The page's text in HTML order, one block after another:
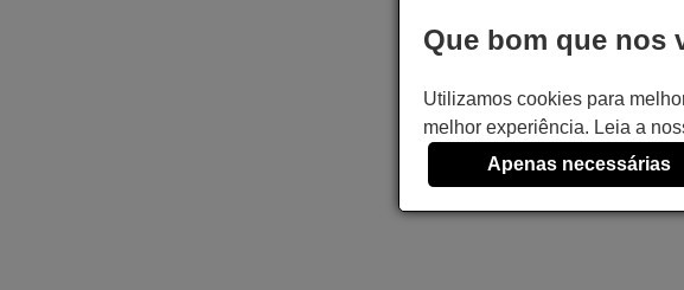
Que bom que nos
Utilizamos cookies para
melhor experiência. Leia a
Apenas necessárias